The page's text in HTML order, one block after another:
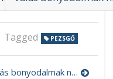
Tagged PEZSGŐ
Válás bonyodalmak nélkül